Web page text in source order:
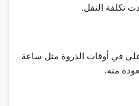
تكلفة النقل.
في أوقات الذروة مثل ساعة
منه.